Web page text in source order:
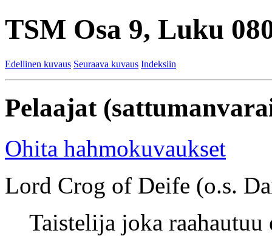
TSM Osa 9, Luku
Edellinen kuvaus Seuraava kuvaus Indeksiin
Pelaajat
Ohita hahmokuvaukset
Lord Crog of Deife (o.s.
Taistelija joka raahautuu